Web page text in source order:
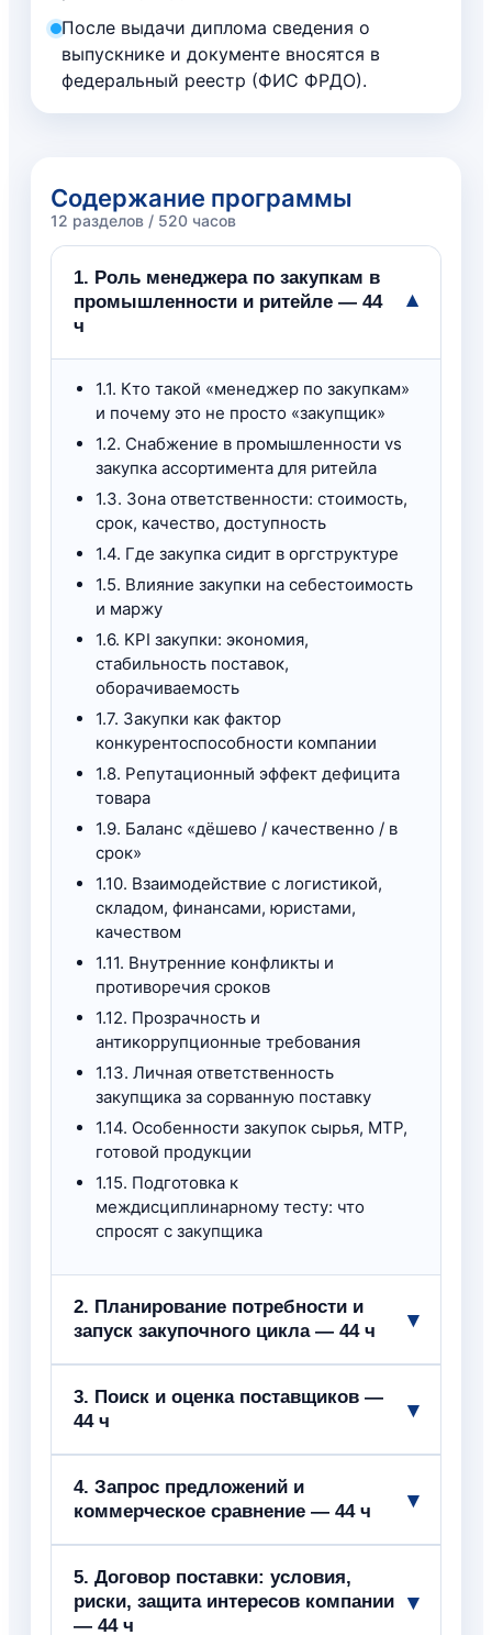
После выдачи диплома сведения о
выпускнике и документе вносятся в
федеральный реестр (ФИС ФРДО).
Содержание программы
12 разделов / 520 часов
1. Роль менеджера по закупкам в
промышленности и ритейле — 44
ч
▾
1.1. Кто такой «менеджер по закупкам»
и почему это не просто «закупщик»
1.2. Снабжение в промышленности vs
закупка ассортимента для ритейла
1.3. Зона ответственности: стоимость,
срок, качество, доступность
1.4. Где закупка сидит в оргструктуре
1.5. Влияние закупки на себестоимость
и маржу
1.6. KPI закупки: экономия,
стабильность поставок,
оборачиваемость
1.7. Закупки как фактор
конкурентоспособности компании
1.8. Репутационный эффект дефицита
товара
1.9. Баланс «дёшево / качественно / в
срок»
1.10. Взаимодействие с логистикой,
складом, финансами, юристами,
качеством
1.11. Внутренние конфликты и
противоречия сроков
1.12. Прозрачность и
антикоррупционные требования
1.13. Личная ответственность
закупщика за сорванную поставку
1.14. Особенности закупок сырья, МТР,
готовой продукции
1.15. Подготовка к
междисциплинарному тесту: что
спросят с закупщика
2. Планирование потребности и
запуск закупочного цикла — 44 ч
▾
2.1. Как формируется потребность:
заявка цеха / магазина / продаж
2.2. Уточнение требований: объём,
2.3. Спецификация и ТЗ как база
закупки
«желательно бы заказать»
2.5. План закупок по месяцам и
3. Поиск и оценка поставщиков —
44 ч
▾
3.1. Где искать поставщиков
3.2. Предквалификация: мощность,
сертификаты, опыт
3.3. Репутация поставщика и история
срывов
3.4. Проверка благонадёжности
4. Запрос предложений и
коммерческое сравнение — 44 ч
▾
4.1. Запрос коммерческих
предложений (RFP/RFQ)
4.2. Как описать потребность без
5. Договор поставки: условия,
риски, защита интересов компании
— 44 ч
▾